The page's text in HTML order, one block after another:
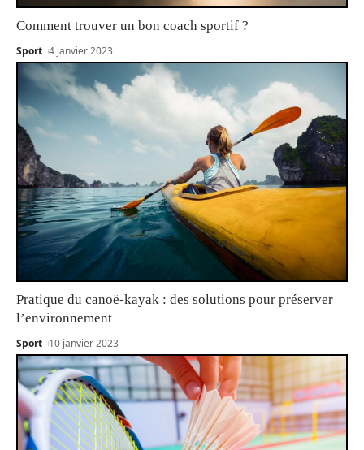
Comment trouver un bon coach sportif ?
Sport 4 janvier 2023
Pratique du canoë-kayak : des solutions pour préserver
l’environnement
Sport 10 janvier 2023